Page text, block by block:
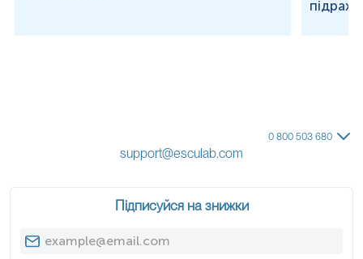
0 800 503 680
support@esculab.com
Підписуйся на знижки